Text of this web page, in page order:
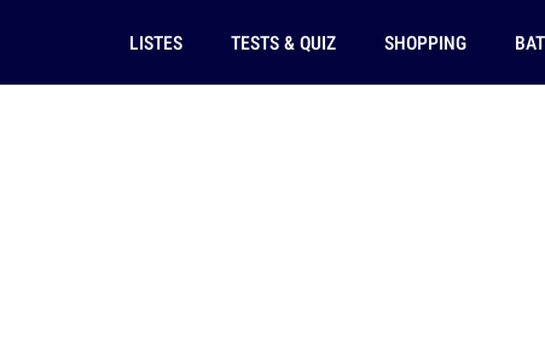
LISTES TESTS & QUIZ SHOPPING